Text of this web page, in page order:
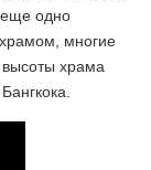
еще одно
многие
храма